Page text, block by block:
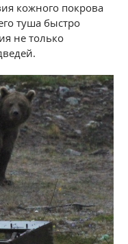
кожного покрова
туша быстро
не только